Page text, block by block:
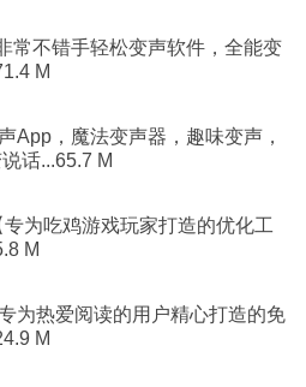
常不错手轻松变声软件，全能变
M
App，魔法变声器，趣味变声，
话...65.7 M
为吃鸡游戏玩家打造的优化工
M
为热爱阅读的用户精心打造的免
M